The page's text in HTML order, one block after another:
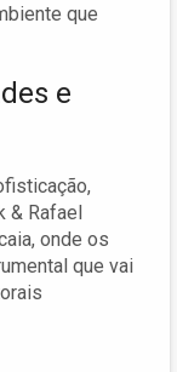
que
e
& Rafael
onde os
que vai